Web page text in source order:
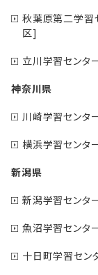
秋葉原第二学習
区]
立川学習センタ
神奈川県
川崎学習センタ
横浜学習センタ
新潟県
新潟学習センタ
魚沼学習センタ
十日町学習セン